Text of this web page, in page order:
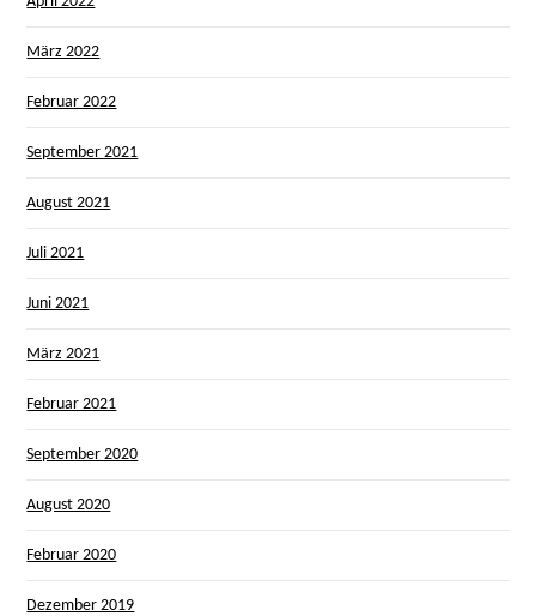
März 2022
Februar 2022
September 2021
August 2021
Juli 2021
Juni 2021
März 2021
Februar 2021
September 2020
August 2020
Februar 2020
Dezember 2019